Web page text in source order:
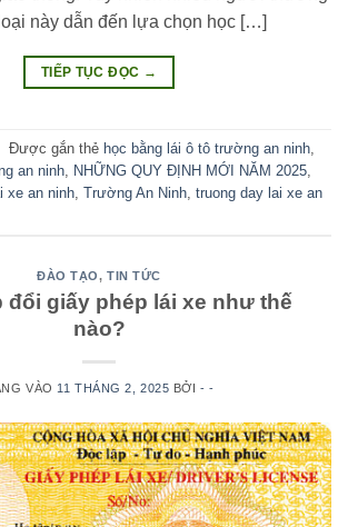
này dẫn đến lựa chọn học […]
TIẾP TỤC ĐỌC →
Được gắn thẻ học bằng lái ô tô trường an ninh
an ninh NHỮNG QUY ĐỊNH MỚI NĂM 2025
xe an ninh Trường An Ninh truong day lai xe an
ĐÀO TẠO,TIN TỨC
đổi giấy phép lái xe như thế
nào?
VÀO 11 THÁNG 2, 2025 BỞI- -